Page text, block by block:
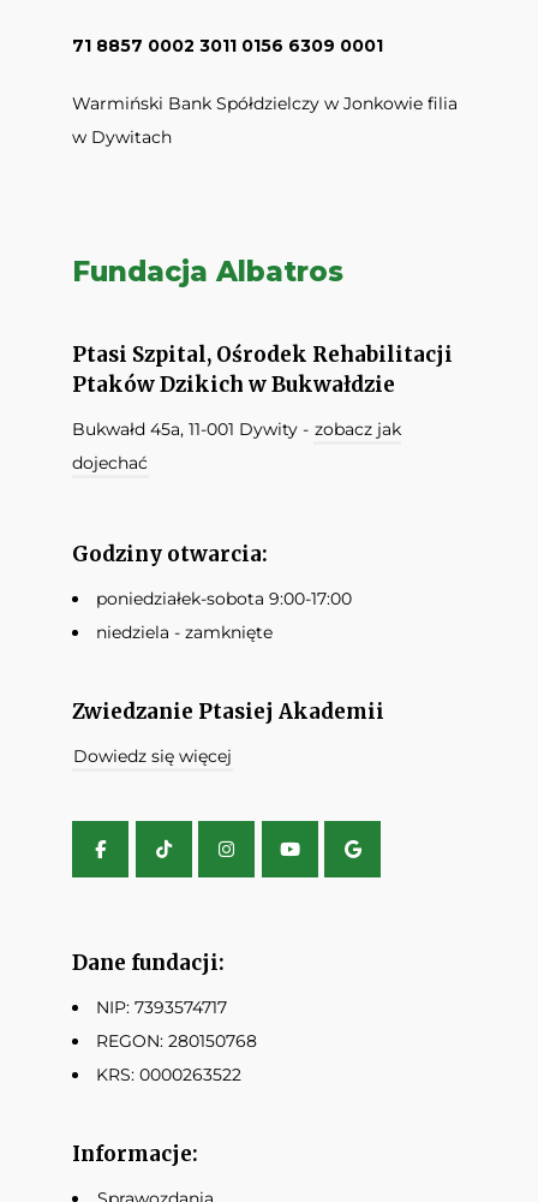
71 8857 0002 3011 0156 6309 0001
Warmiński Bank Spółdzielczy w Jonkowie filia
w Dywitach
Fundacja Albatros
Ptasi Szpital, Ośrodek Rehabilitacji
Ptaków Dzikich w Bukwałdzie
Bukwałd 45a, 11-001 Dywity - zobacz jak
dojechać
Godziny otwarcia:
poniedziałek-sobota 9:00-17:00
niedziela - zamknięte
Zwiedzanie Ptasiej Akademii
Dowiedz się więcej
Dane fundacji:
NIP: 7393574717
REGON: 280150768
KRS: 0000263522
Informacje: